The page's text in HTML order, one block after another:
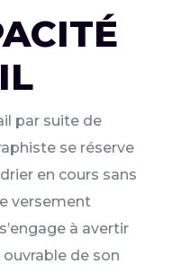
par suite de
se réserve
en cours sans
versement
à avertir
de son